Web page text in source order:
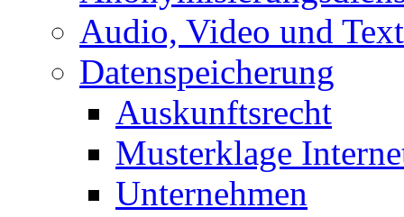
Audio, Video und Text
Datenspeicherung
Auskunftsrecht
Musterklage
Unternehmen